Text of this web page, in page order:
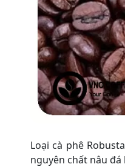
Loại cà phê
nguyên chất nâu đá